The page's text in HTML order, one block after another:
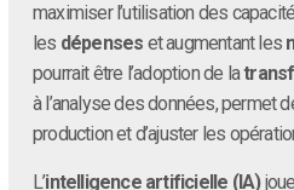
maximiser l’utilisation des
les dépenses et augmentant les
pourrait être l’adoption de la
à l’analyse des données, permet
production et d’ajuster les
L’intelligence artificielle (IA)